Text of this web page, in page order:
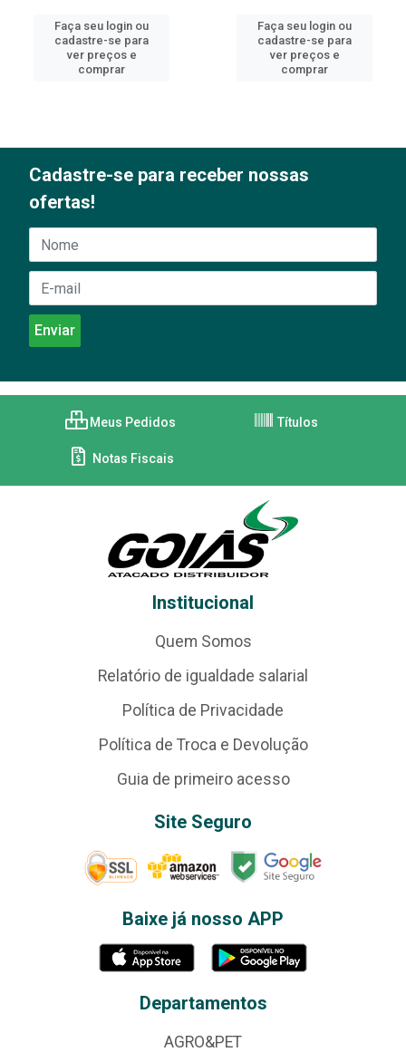
Faça seu login ou
cadastre-se para
ver preços e
comprar
Faça seu login ou
cadastre-se para
ver preços e
comprar
Cadastre-se para receber nossas
ofertas!
Meus Pedidos Títulos
Notas Fiscais
Institucional
Quem Somos
Relatório de igualdade salarial
Política de Privacidade
Política de Troca e Devolução
Guia de primeiro acesso
Site Seguro
Baixe já nosso APP
Departamentos
AGRO&PET